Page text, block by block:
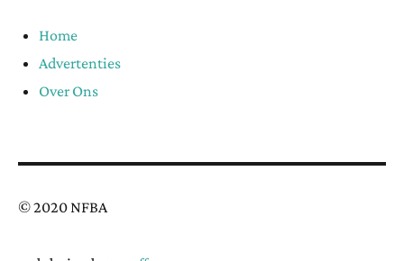
Home
Advertenties
Over Ons
© 2020 NFBA